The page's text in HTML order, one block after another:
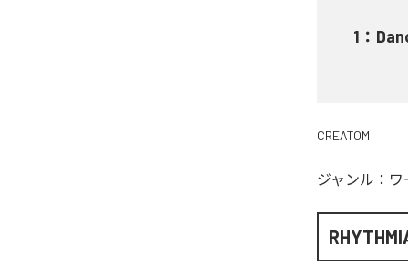
1 ：
CREATOM
ジャンル： ワ